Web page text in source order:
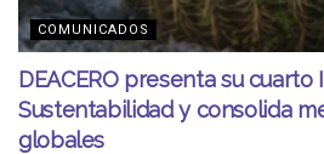
COMUNICADOS
DEACERO presenta su
Sustentabilidad y consolida
globales